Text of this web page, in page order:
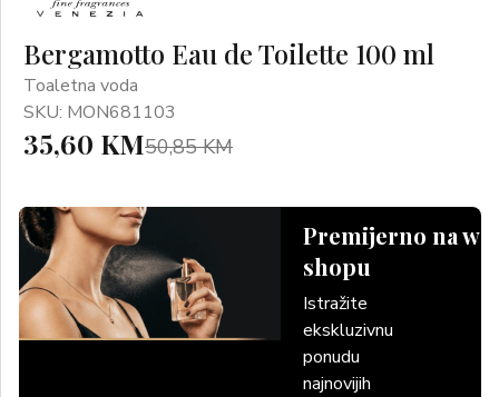
Bergamotto Eau de Toilette 100 ml
Toaletna voda
SKU: MON681103
35,60 KM50,85 KM
Premijerno na
shopu
Istražite
ekskluzivnu
ponudu
najnovijih